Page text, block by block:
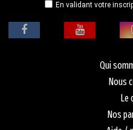
En validant votre
adresse email dans le
mensuellement sa
politique de
Qui
Nous
Le
Nos